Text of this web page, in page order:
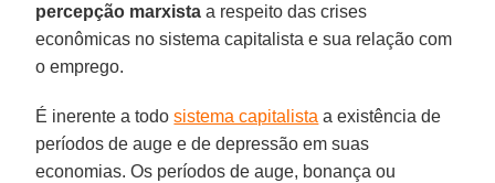
percepção marxista a respeito das crises
econômicas no sistema capitalista e sua relação com
o emprego.
É inerente a todosistema capitalista a existência de
períodos de auge e de depressão em suas
economias. Os períodos de auge, bonança ou